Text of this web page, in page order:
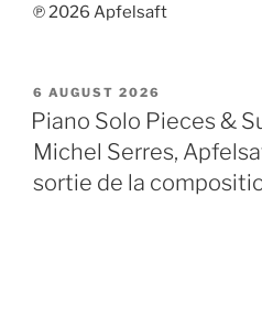
℗ 2026 Apfelsaft
POSTED
ON
6 AUGUST 2026
Piano Solo Pieces &
Michel Serres,
sortie de la